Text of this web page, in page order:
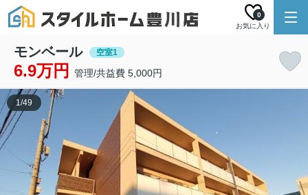
お気に入り
0
モンベール 空室1
6.9万円 管理/共益費 5,000円
1/49